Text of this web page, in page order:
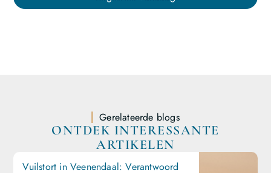
Gerelateerde blogs
ONTDEK INTERESSANTE
ARTIKELEN
Vuilstort in Veenendaal: Verantwoord